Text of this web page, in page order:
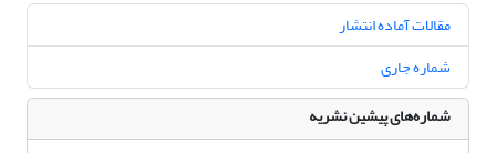
مقالات آماده انتشار
شماره جاری
شماره‌های پیشین نشریه